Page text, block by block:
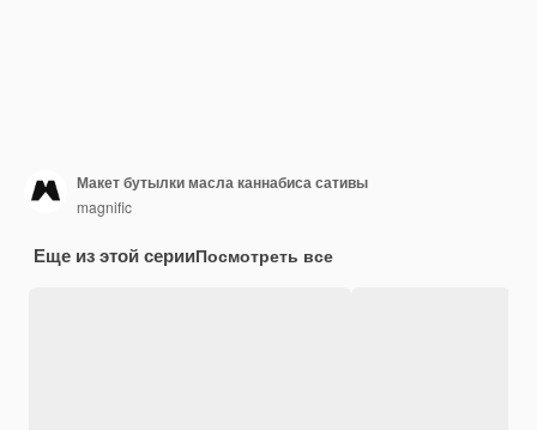
Макет бутылки масла каннабиса сативы
magnific
Еще из этой серииПосмотреть все